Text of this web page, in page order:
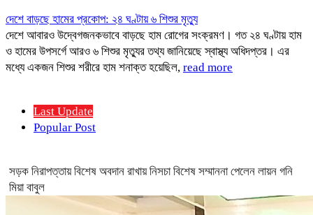
দেশে বাড়ছে হামের প্রকোপ: ২৪ ঘণ্টায় ৬ শিশুর মৃত্যু
দেশে আবারও উদ্বেগজনকভাবে বাড়ছে হাম রোগের সংক্রমণ। গত ২৪ ঘণ্টায় হাম
ও হামের উপসর্গে আরও ৬ শিশুর মৃত্যুর তথ্য জানিয়েছে স্বাস্থ্য অধিদপ্তর। এর
মধ্যে একজন শিশুর শরীরে হাম শনাক্ত হয়েছিল, read more
Last Update
Popular Post
সড়ক নিরাপত্তায় বিশেষ অবদান রাখায় নিসচা বিশেষ সম্মাননা পেলেন লায়ন গনি
মিয়া বাবুল